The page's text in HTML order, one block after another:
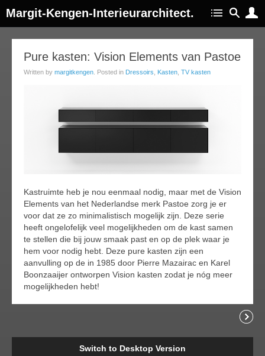
Margit-Kengen-Interieurarchitect.
Pure kasten: Vision Elements van Pastoe
Written by margitkengen . Posted in Dressoirs Kasten TV kasten
Kastruimte heb je nou eenmaal nodig, maar met de Vision
Elements van het Nederlandse merk Pastoe zorg je er
voor dat ze zo minimalistisch mogelijk zijn. Deze serie
heeft ongelofelijk veel mogelijkheden om de kast samen
te stellen die bij jouw smaak past en op de plek waar je
hem voor nodig hebt. Deze pure kasten zijn een
aanvulling op de in 1985 door Pierre Mazairac en Karel
Boonzaaijer ontworpen Vision kasten zodat je nóg meer
mogelijkheden hebt!
Comments
Switch to Desktop Version